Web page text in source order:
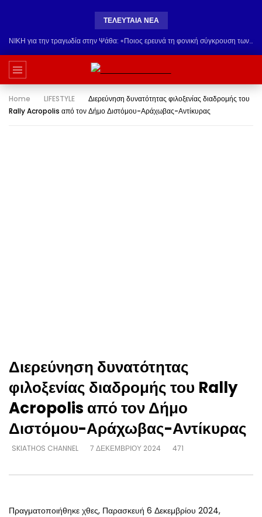
ΤΕΛΕΥΤΑΊΑ ΝΈΑ
ΝΙΚΗ για την τραγωδία στην Ψάθα: «Ποιος ερευνά τη φονική σύγκρουση των ελικοπτέρων;» – Σφοδρά ερωτήματα προς την κυβέρνηση
Home LIFESTYLE
Διερεύνηση δυνατότητας φιλοξενίας διαδρομής του
Rally Acropolis από τον Δήμο Διστόμου-Αράχωβας-Αντίκυρας
Διερεύνηση δυνατότητας
φιλοξενίας διαδρομής του Rally
Acropolis από τον Δήμο
Διστόμου-Αράχωβας-Αντίκυρας
SKIATHOS CHANNEL 7 ΔΕΚΕΜΒΡΊΟΥ 2024 471
Πραγματοποιήθηκε χθες, Παρασκευή 6 Δεκεμβρίου 2024,